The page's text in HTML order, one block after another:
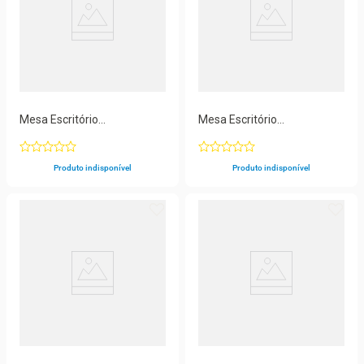
Mesa Escritório
70pe40tub Branco-preto
Produto indisponível
Mesa Escritório
70pe40tub Walnut-grafito
Produto indisponível